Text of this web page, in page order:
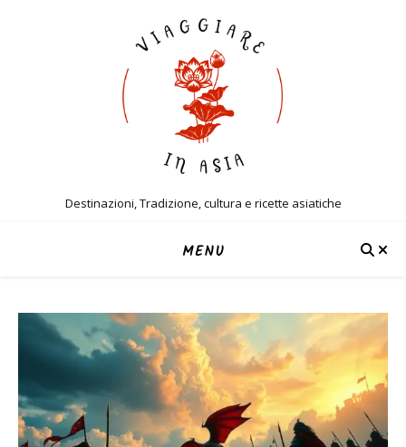
Destinazioni, Tradizione, cultura e ricette asiatiche
MENU